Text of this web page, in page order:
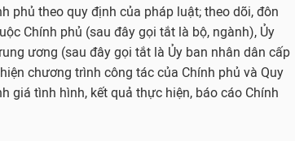
phủ theo quy định của pháp luật; theo dõi, đôn
Chính phủ (sau đây gọi tắt là bộ, ngành), Ủy
ương (sau đây gọi tắt là Ủy ban nhân dân cấp
chương trình công tác của Chính phủ và Quy
giá tình hình, kết quả thực hiện, báo cáo Chính